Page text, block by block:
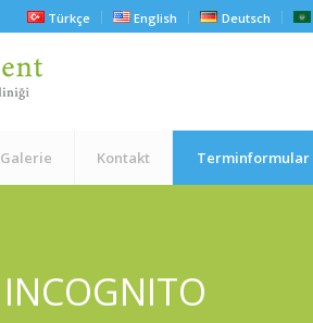
Türkçe English Deutsch
Galerie Kontakt Terminformular
INCOGNITO